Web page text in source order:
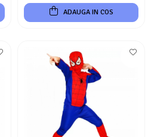
ADAUGA IN COS